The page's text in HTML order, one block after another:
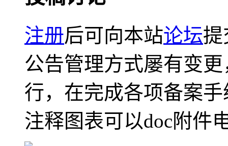
注册后可向本站论坛提
公告管理方式屡有变
行，在完成各项备案
注释图表可以doc附件